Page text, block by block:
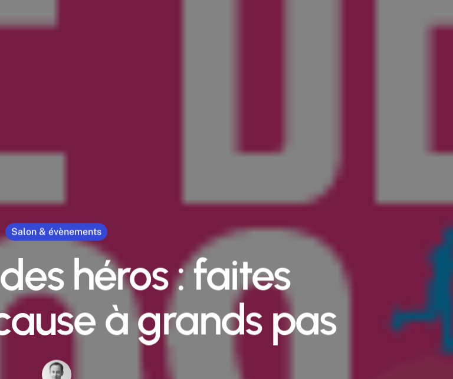
Salon & évènements
héros : faites
à grands pas